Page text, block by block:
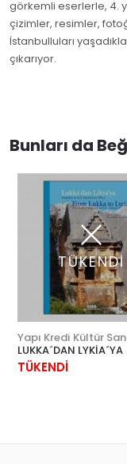
görkemli eserlerle, 4.
çizimler, resimler,
İstanbulluları
çıkarıyor.
Bunları da
TÜKENDİ
Yapı Kredi Kültür
LUKKA´DAN LYKİA´YA
TÜKENDİ